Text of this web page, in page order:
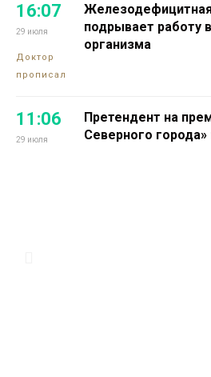
16:07
29 июля
Доктор
прописал
подрывает работу
организма
11:06
29 июля
Претендент на
Северного города»